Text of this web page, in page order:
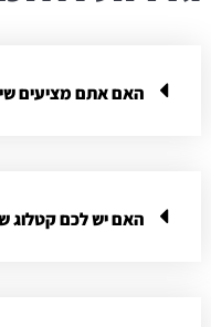
האם אתם מציעים
האם יש לכם קטלוג